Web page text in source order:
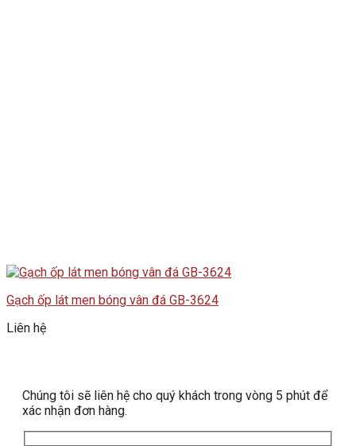
Gạch ốp lát men bóng vân đá GB-3624
Liên hệ
Chúng tôi sẽ liên hệ cho quý khách trong vòng 5 phút để
xác nhận đơn hàng.